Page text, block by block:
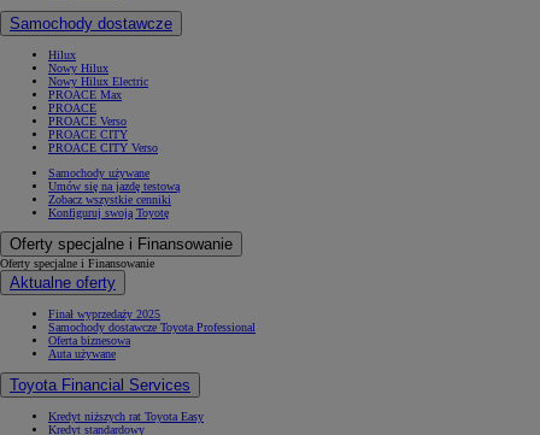
Samochody dostawcze
Hilux
Nowy Hilux
Nowy Hilux Electric
PROACE Max
PROACE
PROACE Verso
PROACE CITY
PROACE CITY Verso
Samochody używane
Umów się na jazdę testową
Zobacz wszystkie cenniki
Konfiguruj swoją Toyotę
Oferty specjalne i Finansowanie
Oferty specjalne i Finansowanie
Aktualne oferty
Finał wyprzedaży 2025
Samochody dostawcze Toyota Professional
Oferta biznesowa
Auta używane
Toyota Financial Services
Kredyt niższych rat Toyota Easy
Kredyt standardowy